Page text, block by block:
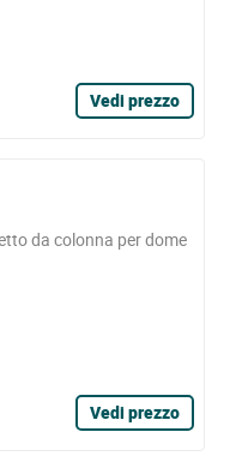
Vedi prezzo
da colonna per dome
Vedi prezzo